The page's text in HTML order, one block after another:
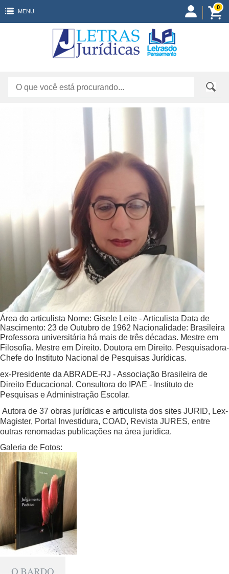
MENU
0
Área do articulista Nome: Gisele Leite - Articulista Data de
Nascimento: 23 de Outubro de 1962 Nacionalidade: Brasileira
Professora universitária há mais de três décadas. Mestre em
Filosofia. Mestre em Direito. Doutora em Direito. Pesquisadora-
Chefe do Instituto Nacional de Pesquisas Jurídicas.
ex-Presidente da ABRADE-RJ - Associação Brasileira de
Direito Educacional. Consultora do IPAE - Instituto de
Pesquisas e Administração Escolar.
Autora de 37 obras jurídicas e articulista dos sites JURID, Lex-
Magister, Portal Investidura, COAD, Revista JURES, entre
outras renomadas publicações na área juridica.
Galeria de Fotos: